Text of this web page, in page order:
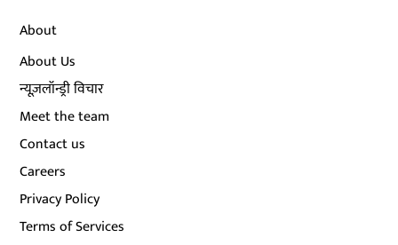
About
About Us
न्यूज़लॉन्ड्री विचार
Meet the team
Contact us
Careers
Privacy Policy
Terms of Services